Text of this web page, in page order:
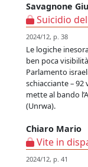
Savagnone
Suicidio
2024/12, p. 38
Le logiche
ben poca
Parlamento
schiacciante –
mette al bando
(Unrwa).
Chiaro Mario
Vite in
2024/12, p. 41